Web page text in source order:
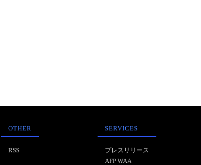
OTHER
RSS
SERVICES
プレスリリース
AFP WAA